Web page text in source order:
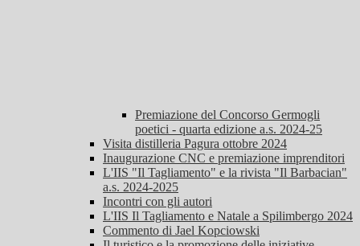
Premiazione del Concorso Germogli
poetici - quarta edizione a.s. 2024-25
Visita distilleria Pagura ottobre 2024
Inaugurazione CNC e premiazione imprenditori
L'IIS "Il Tagliamento" e la rivista "Il Barbacian"
a.s. 2024-2025
Incontri con gli autori
L'IIS Il Tagliamento e Natale a Spilimbergo 2024
Commento di Jael Kopciowski